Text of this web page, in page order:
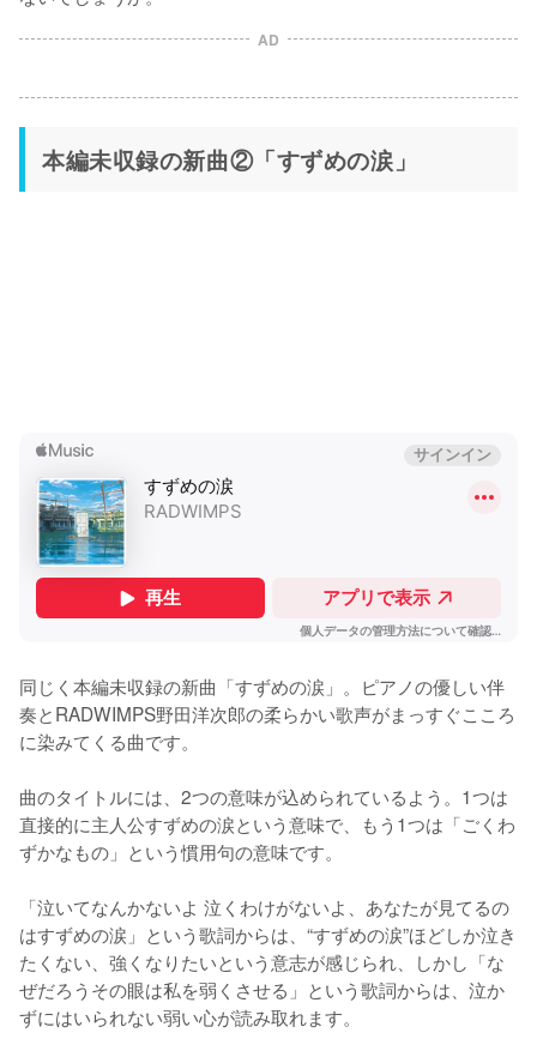
AD
本編未収録の新曲②「すずめの涙」
同じく本編未収録の新曲「すずめの涙」。ピアノの優しい伴
奏とRADWIMPS野田洋次郎の柔らかい歌声がまっすぐこころ
に染みてくる曲です。
曲のタイトルには、2つの意味が込められているよう。1つは
直接的に主人公すずめの涙という意味で、もう1つは「ごくわ
ずかなもの」という慣用句の意味です。
「泣いてなんかないよ 泣くわけがないよ、あなたが見てるの
はすずめの涙」という歌詞からは、“すずめの涙”ほどしか泣き
たくない、強くなりたいという意志が感じられ、しかし「な
ぜだろうその眼は私を弱くさせる」という歌詞からは、泣か
ずにはいられない弱い心が読み取れます。